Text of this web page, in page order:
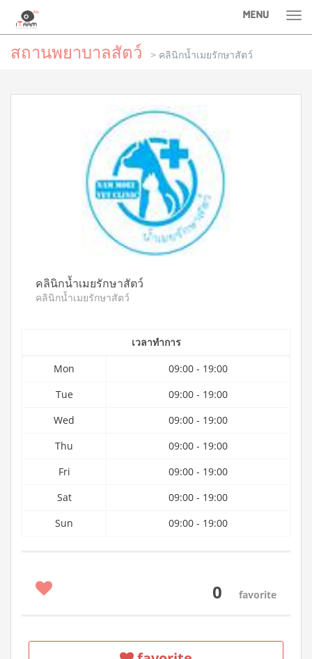
MENU
สถานพยาบาลสัตว์ > คลินิกน้ำเมยรักษาสัตว์
คลินิกน้ำเมยรักษาสัตว์
คลินิกน้ำเมยรักษาสัตว์
เวลาทำการ
Mon
09:00 - 19:00
Tue
09:00 - 19:00
Wed
09:00 - 19:00
Thu
09:00 - 19:00
Fri
09:00 - 19:00
Sat
09:00 - 19:00
Sun
09:00 - 19:00
0 favorite